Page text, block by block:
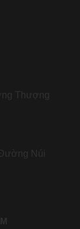
Thượng
Núi